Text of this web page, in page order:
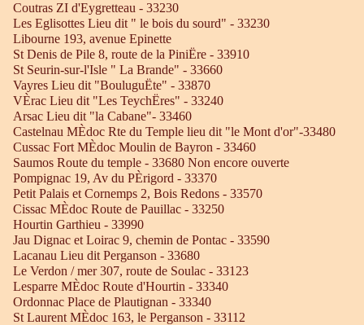
Coutras ZI d'Eygretteau - 33230
Les Eglisottes Lieu dit " le bois du sourd" - 33230
Libourne 193, avenue Epinette
St Denis de Pile 8, route de la PiniËre - 33910
St Seurin-sur-l'Isle " La Brande" - 33660
Vayres Lieu dit "BouluguËte" - 33870
VÈrac Lieu dit "Les TeychËres" - 33240
Arsac Lieu dit "la Cabane"- 33460
Castelnau MÈdoc Rte du Temple lieu dit "le Mont d'or"-33480
Cussac Fort MÈdoc Moulin de Bayron - 33460
Saumos Route du temple - 33680 Non encore ouverte
Pompignac 19, Av du PÈrigord - 33370
Petit Palais et Cornemps 2, Bois Redons - 33570
Cissac MÈdoc Route de Pauillac - 33250
Hourtin Garthieu - 33990
Jau Dignac et Loirac 9, chemin de Pontac - 33590
Lacanau Lieu dit Perganson - 33680
Le Verdon / mer 307, route de Soulac - 33123
Lesparre MÈdoc Route d'Hourtin - 33340
Ordonnac Place de Plautignan - 33340
St Laurent MÈdoc 163, le Perganson - 33112